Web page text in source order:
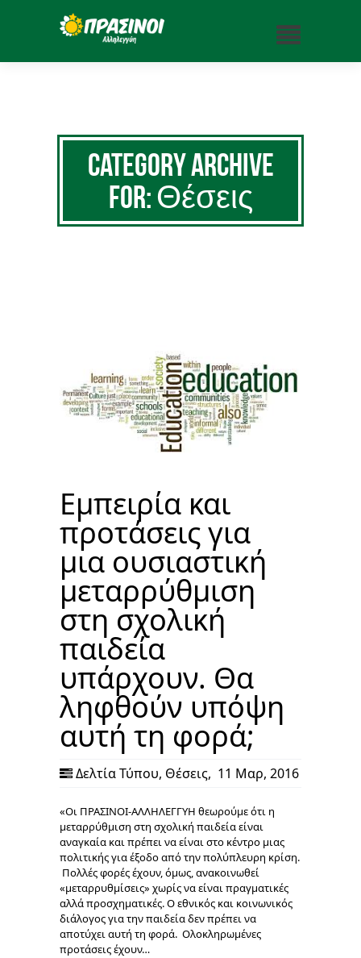
Category Archive
for: Θέσεις
Εμπειρία και
προτάσεις για
μια ουσιαστική
μεταρρύθμιση
στη σχολική
παιδεία
υπάρχουν. Θα
ληφθούν υπόψη
αυτή τη φορά;
Δελτία Τύπου, Θέσεις, 11 Μαρ, 2016
«Οι ΠΡΑΣΙΝΟΙ-ΑΛΛΗΛΕΓΓΥΗ θεωρούμε ότι η
μεταρρύθμιση στη σχολική παιδεία είναι
αναγκαία και πρέπει να είναι στο κέντρο μιας
πολιτικής για έξοδο από την πολύπλευρη κρίση.
Πολλές φορές έχουν, όμως, ανακοινωθεί
«μεταρρυθμίσεις» χωρίς να είναι πραγματικές
αλλά προσχηματικές. Ο εθνικός και κοινωνικός
διάλογος για την παιδεία δεν πρέπει να
αποτύχει αυτή τη φορά. Ολοκληρωμένες
προτάσεις έχουν…